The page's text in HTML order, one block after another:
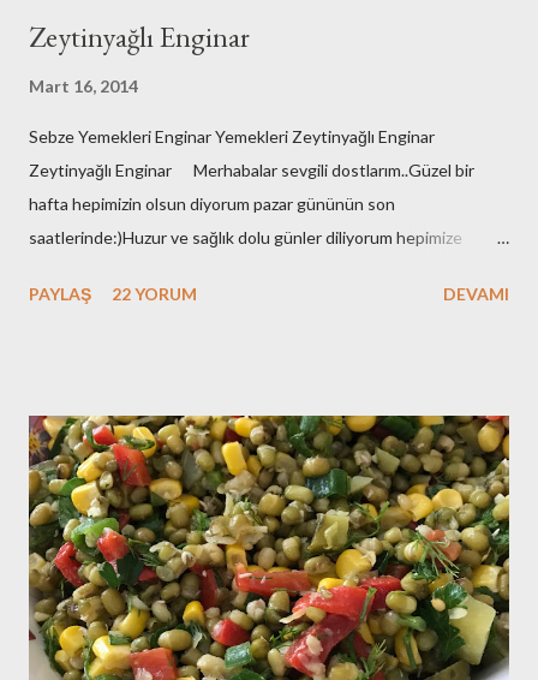
Zeytinyağlı Enginar
Mart 16, 2014
Sebze Yemekleri Enginar Yemekleri Zeytinyağlı Enginar
Zeytinyağlı Enginar Merhabalar sevgili dostlarım..Güzel bir
hafta hepimizin olsun diyorum pazar gününün son
saatlerinde:)Huzur ve sağlık dolu günler diliyorum hepimize
gibi..Git gide kutuplaşıyoruz..Bu bir sınav..Sonucunda kazananın
belasız atlatalım şu seçim sürecini..Olur mu:) Eveet
huzurunuza her daim bayılarak yediğim zeytinyağlı enginar
tarifimle geldim:)Benim enginarlarım geçen sene dondurucuya
attığım enginarlar..Ama tazeleri çıktı ben stoklarımı eritmek için
elimdekileri kullandım..Siz tazeleriyle yapın derim:)Hadi o zaman
tarifimize geçelim biz.. Malzemeler: 8 tane enginar ç...
PAYLAŞ 22 YORUM DEVAMI